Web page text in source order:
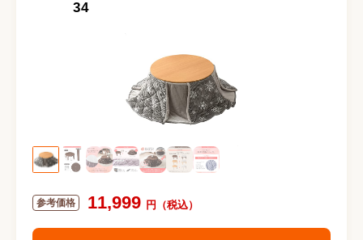
34
11,999